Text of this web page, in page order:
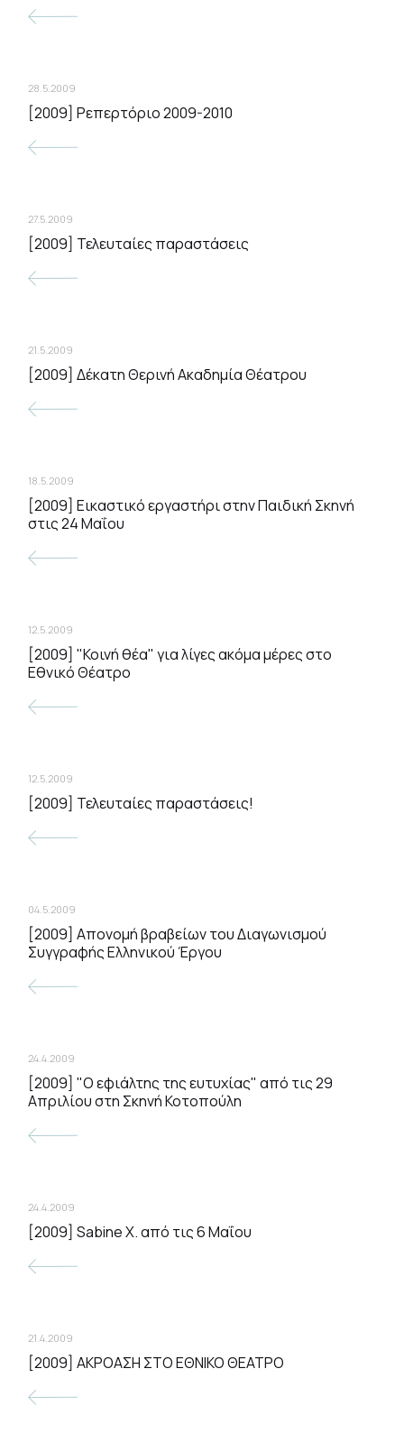
28.5.2009
[2009] Ρεπερτόριο 2009-2010
27.5.2009
[2009] Τελευταίες παραστάσεις
21.5.2009
[2009] Δέκατη Θερινή Ακαδημία Θέατρου
18.5.2009
[2009] Εικαστικό εργαστήρι στην Παιδική Σκηνή
στις 24 Μαΐου
12.5.2009
[2009] "Κοινή θέα" για λίγες ακόμα μέρες στο
Εθνικό Θέατρο
12.5.2009
[2009] Τελευταίες παραστάσεις!
04.5.2009
[2009] Απονομή βραβείων του Διαγωνισμού
Συγγραφής Ελληνικού Έργου
24.4.2009
[2009] "Ο εφιάλτης της ευτυχίας" από τις 29
Απριλίου στη Σκηνή Κοτοπούλη
24.4.2009
[2009] Sabine X. από τις 6 Μαΐου
21.4.2009
[2009] ΑΚΡΟΑΣΗ ΣΤΟ ΕΘΝΙΚΟ ΘΕΑΤΡΟ